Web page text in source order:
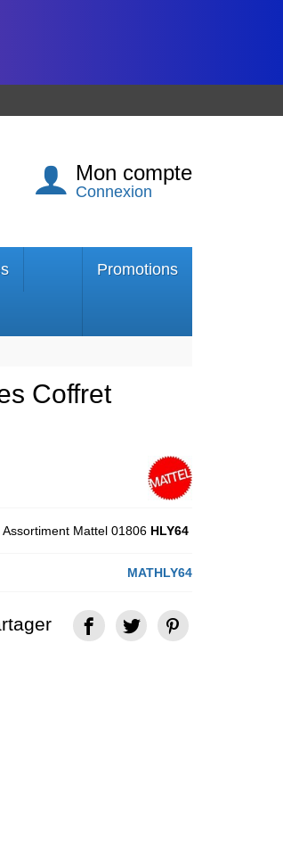
Mon compte
Connexion
Promotions
Coffret
Assortiment Mattel 01806 HLY64
MATHLY64